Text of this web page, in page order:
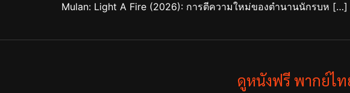
Mulan: Light A Fire (2026): การตีความใหม่ของตำนานนักรบห […]
ดูหนังฟรี พากย์ไ